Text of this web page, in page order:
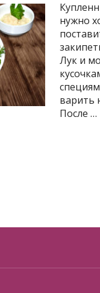
нужно
Лук и
варить
После …